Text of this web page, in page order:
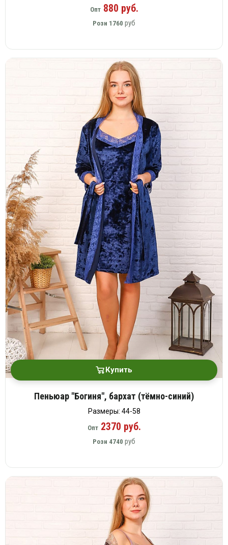
Опт880 руб.
Розн 1760 руб
Купить
Пеньюар "Богиня", бархат (тёмно-синий)
Размеры: 44-58
Опт2370 руб.
Розн 4740 руб